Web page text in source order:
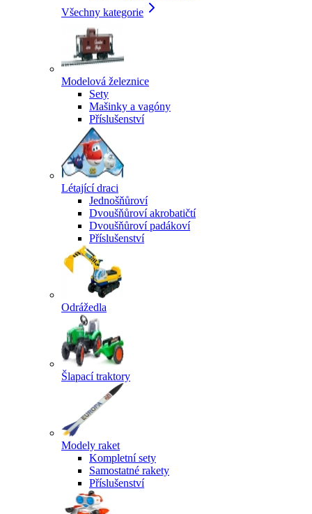
Všechny kategorie
Modelová železnice
Sety
Mašinky a vagóny
Příslušenství
Létající draci
Jednošňůroví
Dvoušňůroví akrobatičtí
Dvoušňůroví padákoví
Příslušenství
Odrážedla
Šlapací traktory
Modely raket
Kompletní sety
Samostatné rakety
Příslušenství